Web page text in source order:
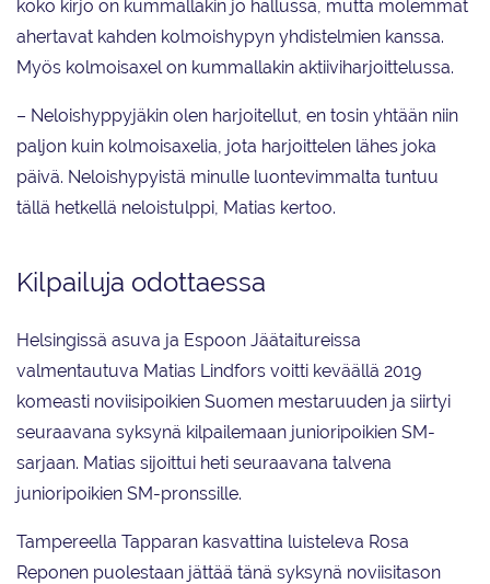
koko kirjo on kummallakin jo hallussa, mutta molemmat
ahertavat kahden kolmoishypyn yhdistelmien kanssa.
Myös kolmoisaxel on kummallakin aktiiviharjoittelussa.
– Neloishyppyjäkin olen harjoitellut, en tosin yhtään niin
paljon kuin kolmoisaxelia, jota harjoittelen lähes joka
päivä. Neloishypyistä minulle luontevimmalta tuntuu
tällä hetkellä neloistulppi, Matias kertoo.
Kilpailuja odottaessa
Helsingissä asuva ja Espoon Jäätaitureissa
valmentautuva Matias Lindfors voitti keväällä 2019
komeasti noviisipoikien Suomen mestaruuden ja siirtyi
seuraavana syksynä kilpailemaan junioripoikien SM-
sarjaan. Matias sijoittui heti seuraavana talvena
junioripoikien SM-pronssille.
Tampereella Tapparan kasvattina luisteleva Rosa
Reponen puolestaan jättää tänä syksynä noviisitason